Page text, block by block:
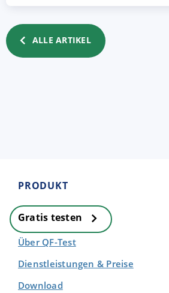
ALLE ARTIKEL
PRODUKT
Gratis testen
Über QF-Test
Dienstleistungen & Preise
Download